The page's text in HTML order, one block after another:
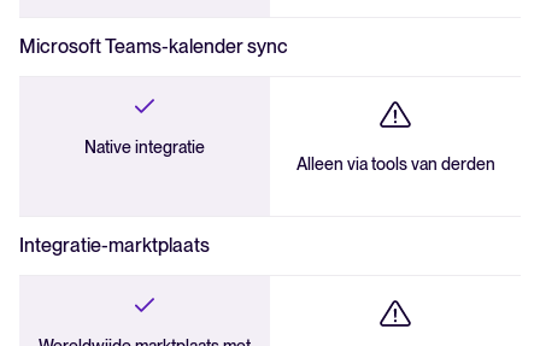
Microsoft Teams-kalender sync
Native integratie
Alleen via tools van derden
Integratie-marktplaats